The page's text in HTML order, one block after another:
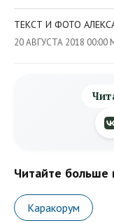
ТЕКСТ И ФОТО
20 АВГУСТА 2018 00:00
Читайте больше
Каракорум